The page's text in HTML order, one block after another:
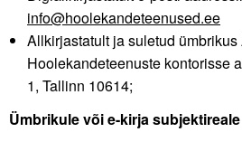
info@hoolekandeteenused.ee
Allkirjastatult ja suletud ümbrikus
Hoolekandeteenuste kontorisse
1, Tallinn 10614;
Ümbrikule või e-kirja